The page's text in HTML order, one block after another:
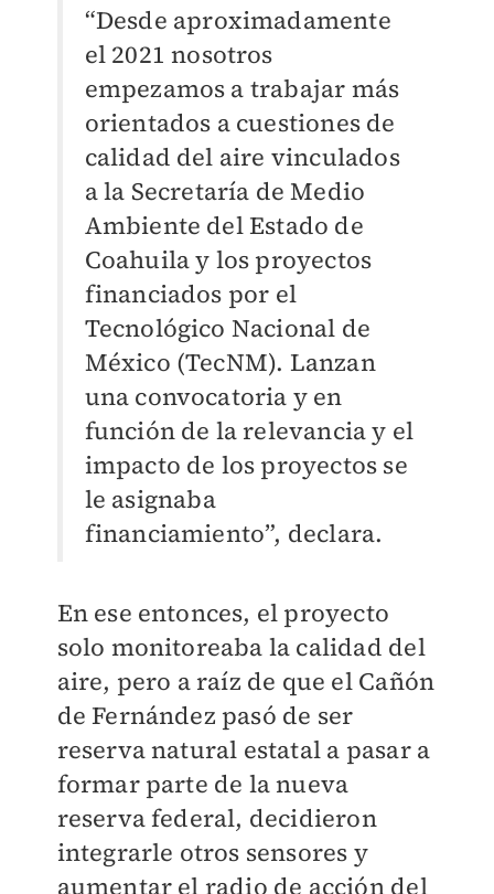
“Desde aproximadamente
el 2021 nosotros
empezamos a trabajar más
orientados a cuestiones de
calidad del aire vinculados
a la Secretaría de Medio
Ambiente del Estado de
Coahuila y los proyectos
financiados por el
Tecnológico Nacional de
México (TecNM). Lanzan
una convocatoria y en
función de la relevancia y el
impacto de los proyectos se
le asignaba
financiamiento”, declara.
En ese entonces, el proyecto
solo monitoreaba la calidad del
aire, pero a raíz de que el Cañón
de Fernández pasó de ser
reserva natural estatal a pasar a
formar parte de la nueva
reserva federal, decidieron
integrarle otros sensores y
aumentar el radio de acción del